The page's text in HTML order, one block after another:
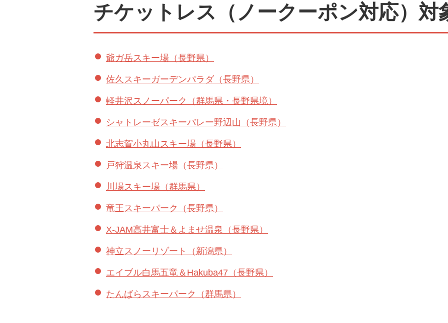
チケットレス（ノークーポン対応）対
爺ガ岳スキー場（長野県）
佐久スキーガーデンパラダ（長野県）
軽井沢スノーパーク（群馬県・長野県境）
シャトレーゼスキーバレー野辺山（長野県）
北志賀小丸山スキー場（長野県）
戸狩温泉スキー場（長野県）
川場スキー場（群馬県）
竜王スキーパーク（長野県）
X-JAM高井富士＆よませ温泉（長野県）
神立スノーリゾート（新潟県）
エイブル白馬五竜＆Hakuba47（長野県）
たんばらスキーパーク（群馬県）